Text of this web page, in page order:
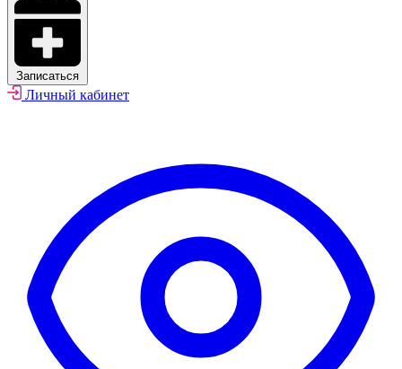
Записаться
Личный кабинет